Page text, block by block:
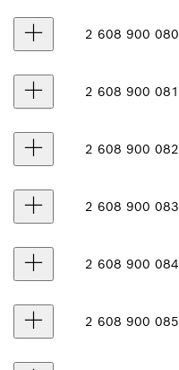
2 608 900 080
2 608 900 081
2 608 900 082
2 608 900 083
2 608 900 084
2 608 900 085